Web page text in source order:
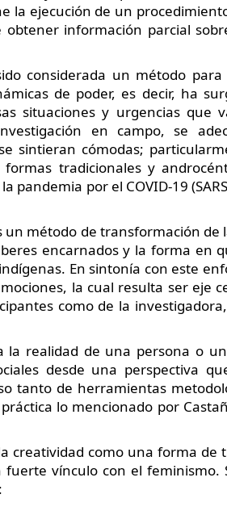
la ejecución de un
información parcial
considerada un método
de poder, es decir, ha
situaciones y urgencias que
en campo, se
sintieran cómodas;
tradicionales y
por el COVID-19
método de transformación de
encarnados y la forma en
En sintonía con este
la cual resulta ser eje
como de la
realidad de una persona o
desde una perspectiva
tanto de herramientas
lo mencionado por
creatividad como una forma de
vínculo con el feminismo.